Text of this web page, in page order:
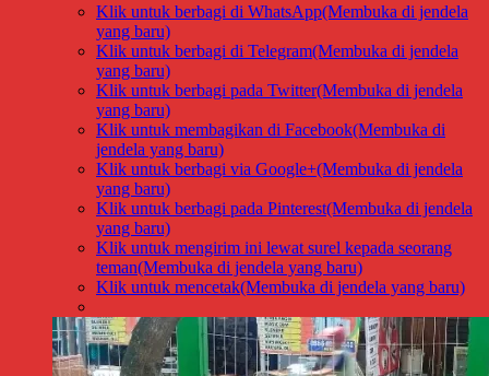
Klik untuk berbagi di WhatsApp(Membuka di jendela
yang baru)
Klik untuk berbagi di Telegram(Membuka di jendela
yang baru)
Klik untuk berbagi pada Twitter(Membuka di jendela
yang baru)
Klik untuk membagikan di Facebook(Membuka di
jendela yang baru)
Klik untuk berbagi via Google+(Membuka di jendela
yang baru)
Klik untuk berbagi pada Pinterest(Membuka di jendela
yang baru)
Klik untuk mengirim ini lewat surel kepada seorang
teman(Membuka di jendela yang baru)
Klik untuk mencetak(Membuka di jendela yang baru)